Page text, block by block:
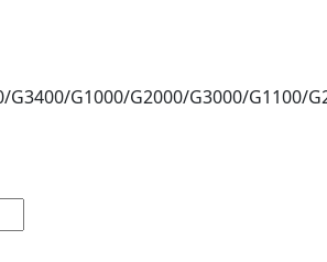
G3400/G1000/G2000/G3000/G1100/